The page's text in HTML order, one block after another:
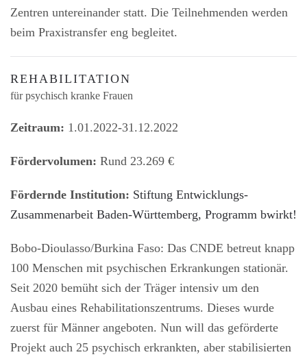
Zentren untereinander statt. Die Teilnehmenden werden
beim Praxistransfer eng begleitet.
REHABILITATION
für psychisch kranke Frauen
Zeitraum: 1.01.2022-31.12.2022
Fördervolumen: Rund 23.269 €
Fördernde Institution: Stiftung Entwicklungs-
Zusammenarbeit Baden-Württemberg, Programm bwirkt!
Bobo-Dioulasso/Burkina Faso: Das CNDE betreut knapp
100 Menschen mit psychischen Erkrankungen stationär.
Seit 2020 bemüht sich der Träger intensiv um den
Ausbau eines Rehabilitationszentrums. Dieses wurde
zuerst für Männer angeboten. Nun will das geförderte
Projekt auch 25 psychisch erkrankten, aber stabilisierten